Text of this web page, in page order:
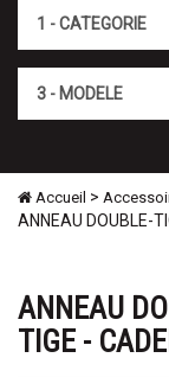
Accueil >
ANNEAU DOUBLE-
ANNEAU
TIGE -